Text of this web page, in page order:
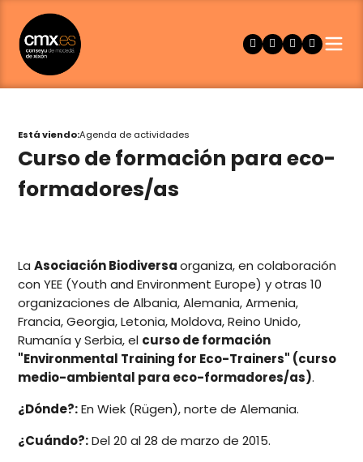
Está viendo:Agenda de actividades
Curso de formación para eco-
formadores/as
LaAsociación Biodiversaorganiza, en colaboración
con YEE (Youth and Environment Europe) y otras 10
organizaciones de Albania, Alemania, Armenia,
Francia, Georgia, Letonia, Moldova, Reino Unido,
Rumanía y Serbia, el curso de formación
"Environmental Training for Eco-Trainers" (curso
medio-ambiental para eco-formadores/as).
¿Dónde?:En Wiek (Rügen), norte de Alemania.
¿Cuándo?:Del 20 al 28 de marzo de 2015.